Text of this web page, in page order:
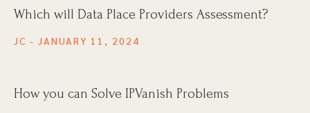
Which will Data Place Providers Assessment?
JC JANUARY 11, 2024
How you can Solve IPVanish Problems